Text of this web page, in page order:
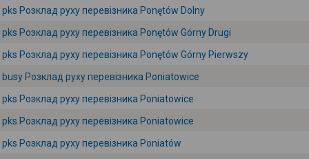
pks Розклад руху перевізника Ponętów Dolny
pks Розклад руху перевізника Ponętów Górny Drugi
pks Розклад руху перевізника Ponętów Górny Pierwszy
busy Розклад руху перевізника Poniatowice
pks Розклад руху перевізника Poniatowice
pks Розклад руху перевізника Poniatowice
pks Розклад руху перевізника Poniatów